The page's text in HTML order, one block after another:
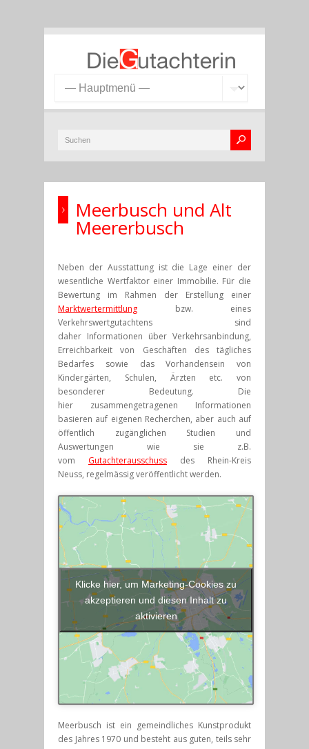
Meerbusch und Alt
Meererbusch
Neben der Ausstattung ist die Lage einer der
wesentliche Wertfaktor einer Immobilie. Für die
Bewertung im Rahmen der Erstellung einer
Marktwertermittlung bzw. eines
Verkehrswertgutachtens sind
daher Informationen über Verkehrsanbindung,
Erreichbarkeit von Geschäften des tägliches
Bedarfes sowie das Vorhandensein von
Kindergärten, Schulen, Ärzten etc. von
besonderer Bedeutung. Die
hier zusammengetragenen Informationen
basieren auf eigenen Recherchen, aber auch auf
öffentlich zugänglichen Studien und
Auswertungen wie sie z.B.
vom Gutachterausschuss des Rhein-Kreis
Neuss, regelmässig veröffentlicht werden.
Klicke hier, um Marketing-Cookies zu
akzeptieren und diesen Inhalt zu
aktivieren
Meerbusch ist ein gemeindliches Kunstprodukt
des Jahres 1970 und besteht aus guten, teils sehr